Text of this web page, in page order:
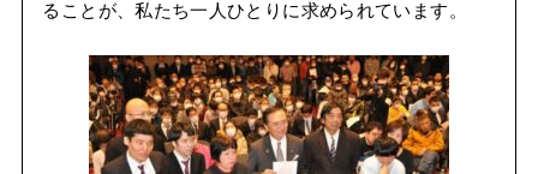
ることが、私たち一人ひとりに求められています。